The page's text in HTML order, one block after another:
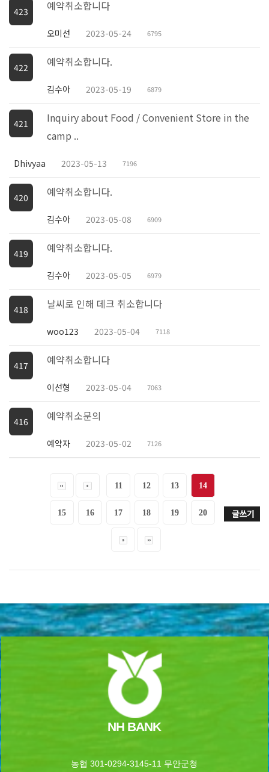
423 예약취소합니다
오미선 2023-05-24 6795
422 예약취소합니다.
김수아 2023-05-19 6879
421
Inquiry about Food / Convenient Store in the
camp ..
Dhivyaa 2023-05-13 7196
420 예약취소합니다.
김수아 2023-05-08 6909
419 예약취소합니다.
김수아 2023-05-05 6979
418 날씨로 인해 데크 취소합니다
woo123 2023-05-04 7118
417 예약취소합니다
이선형 2023-05-04 7063
416 예약취소문의
예약자 2023-05-02 7126
11 12 13 14
15 16 17 18 19 20
NH BANK
농협 301-0294-3145-11 무안군청